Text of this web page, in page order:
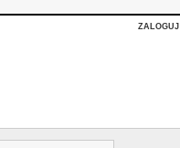
ZALOGUJ